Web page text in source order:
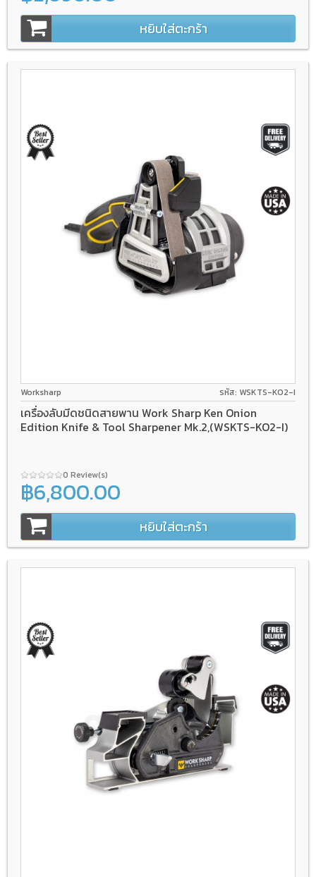
หยิบใส่ตะกร้า
Worksharp รหัส: WSKTS-KO2-I
เครื่องลับมีดชนิดสายพาน Work Sharp Ken Onion
Edition Knife & Tool Sharpener Mk.2,(WSKTS-KO2-I)
0 Review(s)
฿6,800.00
หยิบใส่ตะกร้า